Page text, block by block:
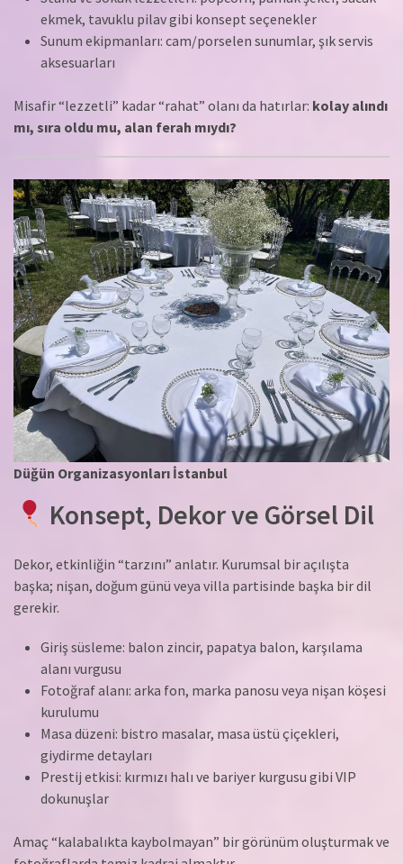
ekmek, tavuklu pilav gibi konsept seçenekler
Sunum ekipmanları: cam/porselen sunumlar, şık servis
aksesuarları
Misafir “lezzetli” kadar “rahat” olanı da hatırlar: kolay alındı
mı, sıra oldu mu, alan ferah mıydı?
Düğün Organizasyonları İstanbul
Konsept, Dekor ve Görsel Dil
Dekor, etkinliğin “tarzını” anlatır. Kurumsal bir açılışta
başka; nişan, doğum günü veya villa partisinde başka bir dil
gerekir.
Giriş süsleme: balon zincir, papatya balon, karşılama
alanı vurgusu
Fotoğraf alanı: arka fon, marka panosu veya nişan köşesi
kurulumu
Masa düzeni: bistro masalar, masa üstü çiçekleri,
giydirme detayları
Prestij etkisi: kırmızı halı ve bariyer kurgusu gibi VIP
dokunuşlar
Amaç “kalabalıkta kaybolmayan” bir görünüm oluşturmak ve